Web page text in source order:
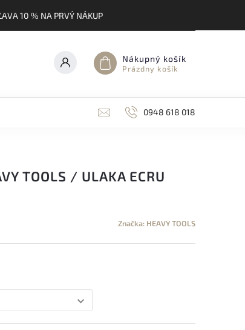
10 % NA PRVÝ NÁKUP
Nákupný košík
Prázdny košík
0948 618 018
TOOLS / ULAKA ECRU
Značka: HEAVY TOOLS